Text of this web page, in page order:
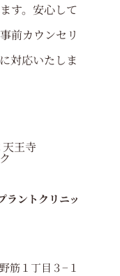
す。安心して
前カウンセリ
対応いたしま
ントクリニッ
筋１丁目３−１